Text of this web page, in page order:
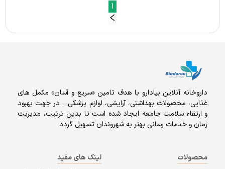
1
داروخانه آنلاين بيادارو با هدف تامين «سریع و آسان» مكمل هاى
غذايى، محصولات بهداشتى، آرايشى، لوازم پزشکی… در جهت بهبود
و ارتقاء سلامت جامعه ایجاد شده است تا بدین ترتیب، مدیریت
زمان و خدمات رسانی بهتر به شهروندان تسهیل گردد
محصولات لینک های مفید